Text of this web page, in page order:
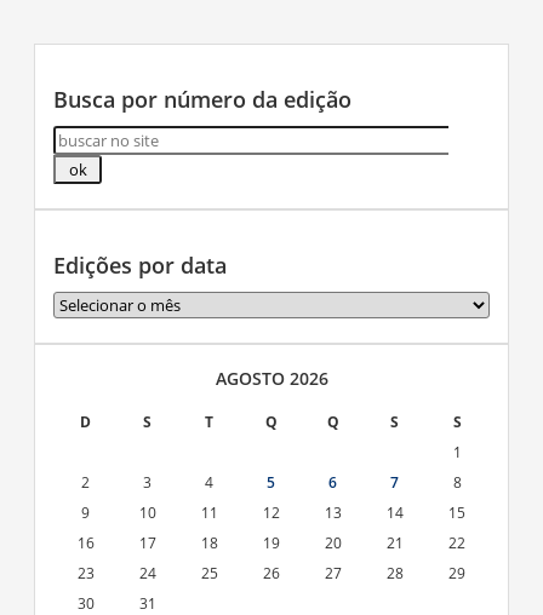
Busca por número da edição
Edições por data
Edições
por
data
AGOSTO 2026
D S T Q Q S
S
1
2
3 4 5 6 7
8
9
10 11 12 13 14
15
16
17 18 19 20 21
22
23
24 25 26 27 28
29
30
31